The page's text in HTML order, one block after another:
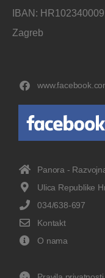
IBAN:
Zagreb
Panora -
Ulica Republike
034/638-697
Kontakt
O nama